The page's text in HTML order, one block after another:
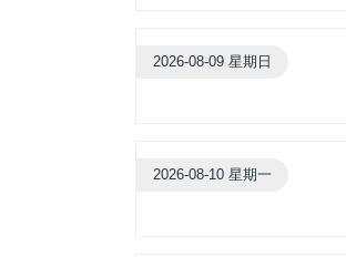
2026-08-09 星期日
2026-08-10 星期一